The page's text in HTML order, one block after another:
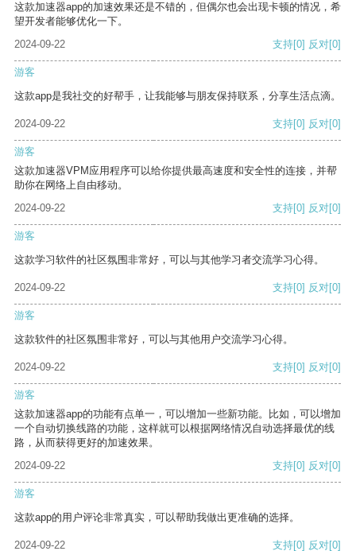
这款加速器app的加速效果还是不错的，但偶尔也会出现卡顿的情况，希
望开发者能够优化一下。
2024-09-22
支持[0] 反对[0]
游客
这款app是我社交的好帮手，让我能够与朋友保持联系，分享生活点滴。
2024-09-22 支持[0] 反对[0]
游客
这款加速器VPM应用程序可以给你提供最高速度和安全性的连接，并帮
助你在网络上自由移动。
2024-09-22
支持[0] 反对[0]
游客
这款学习软件的社区氛围非常好，可以与其他学习者交流学习心得。
2024-09-22 支持[0] 反对[0]
游客
这款软件的社区氛围非常好，可以与其他用户交流学习心得。
2024-09-22 支持[0] 反对[0]
游客
这款加速器app的功能有点单一，可以增加一些新功能。比如，可以增加
一个自动切换线路的功能，这样就可以根据网络情况自动选择最优的线
路，从而获得更好的加速效果。
2024-09-22
支持[0] 反对[0]
游客
这款app的用户评论非常真实，可以帮助我做出更准确的选择。
2024-09-22 支持[0] 反对[0]